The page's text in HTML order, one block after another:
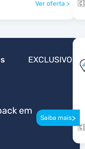
Ver oferta >
EXCLUSIVO
em
Saiba mais>